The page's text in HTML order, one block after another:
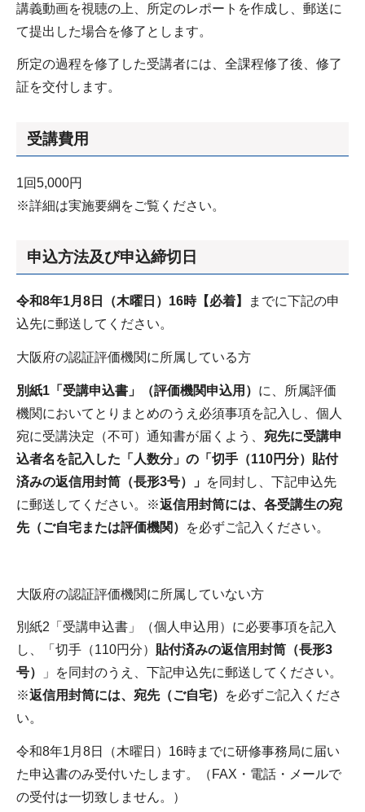
講義動画を視聴の上、所定のレポートを作成し、郵送に
て提出した場合を修了とします。
所定の過程を修了した受講者には、全課程修了後、修了
証を交付します。
受講費用
1回5,000円
※詳細は実施要綱をご覧ください。
申込方法及び申込締切日
令和8年1月8日（木曜日）16時【必着】
までに下記の申
込先に郵送してください。
大阪府の認証評価機関に所属している方
別紙1「受講申込書」（評価機関申込用） に、所属評価
機関においてとりまとめのうえ必須事項を記入し、個人
宛に受講決定（不可）通知書が届くよう、 宛先に受講申
込者名を記入した「人数分」の「切手（110円分）貼付
済みの返信用封筒（長形3号）」 を同封し、下記申込先
に郵送してください。※返信用封筒には、各受講生の宛
先（ご自宅または評価機関）
を必ずご記入ください。
大阪府の認証評価機関に所属していない方
別紙2「受講申込書」（個人申込用）に必要事項を記入
し、「切手（110円分） 貼付済みの返信用封筒（長形3
号）
」を同封のうえ、下記申込先に郵送してください。
※返信用封筒には、宛先（ご自宅）
を必ずご記入くださ
い。
令和8年1月8日（木曜日）16時までに研修事務局に届い
た申込書のみ受付いたします。（FAX・電話・メールで
の受付は一切致しません。）